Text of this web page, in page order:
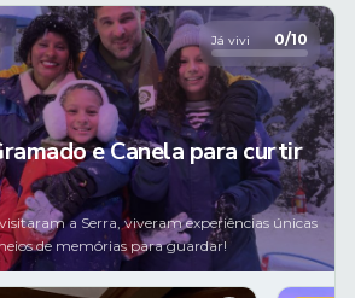
Já vivi 0/10
e Canela para curtir
a Serra, viveram experiências únicas
de memórias para guardar!